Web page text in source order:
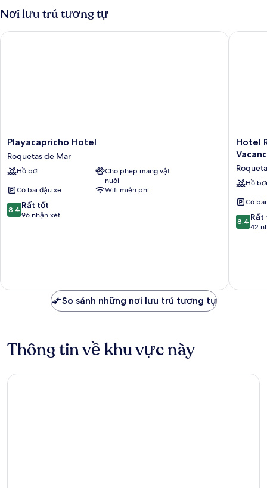
(3
Nơi lưu trú tương tự
Playacapricho
Hotel
Roquetas
de
Playacapricho Hotel
Roquetas de Mar
Hồ bơi
Cho phép mang vật
nuôi
Có bãi đậu xe
Wifi miễn phí
8.4
trên
8,4 Rất tốt
96 nhận xét
Playacapricho Hotel
Hotel
Palmeral
by
&
Hotel
Hồ bơi
Có
8.4
trên
xét
8,4 Rất
42
Hotel
So sánh những nơi lưu trú tương tự
Thông tin về khu vực này